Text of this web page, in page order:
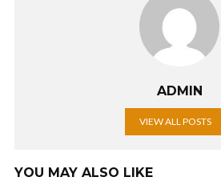
ADMIN
VIEW ALL POSTS
YOU MAY ALSO LIKE